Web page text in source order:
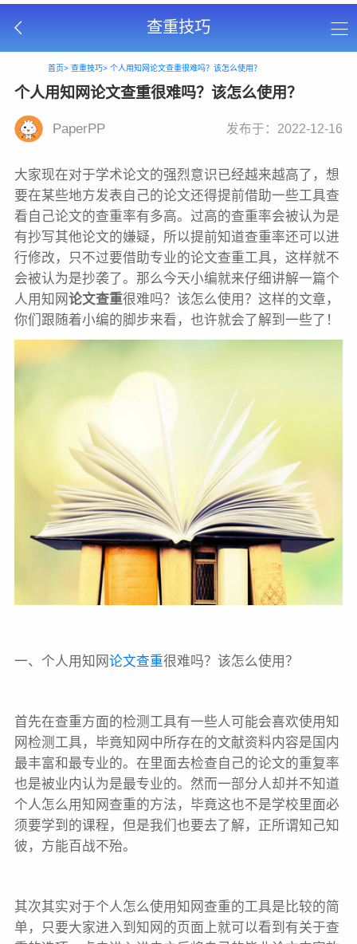
查重技巧
首页> 查重技巧> 个人用知网论文查重很难吗？该怎么使用？
个人用知网论文查重很难吗？该怎么使用？
PaperPP 发布于：2022-12-16
大家现在对于学术论文的强烈意识已经越来越高了，想
要在某些地方发表自己的论文还得提前借助一些工具查
看自己论文的查重率有多高。过高的查重率会被认为是
有抄写其他论文的嫌疑，所以提前知道查重率还可以进
行修改，只不过要借助专业的论文查重工具，这样就不
会被认为是抄袭了。那么今天小编就来仔细讲解一篇个
人用知网论文查重很难吗？该怎么使用？这样的文章，
你们跟随着小编的脚步来看，也许就会了解到一些了！
一、个人用知网论文查重很难吗？该怎么使用？
首先在查重方面的检测工具有一些人可能会喜欢使用知
网检测工具，毕竟知网中所存在的文献资料内容是国内
最丰富和最专业的。在里面去检查自己的论文的重复率
也是被业内认为是最专业的。然而一部分人却并不知道
个人怎么用知网查重的方法，毕竟这也不是学校里面必
须要学到的课程，但是我们也要去了解，正所谓知己知
彼，方能百战不殆。
其次其实对于个人怎么使用知网查重的工具是比较的简
单，只要大家进入到知网的页面上就可以看到有关于查